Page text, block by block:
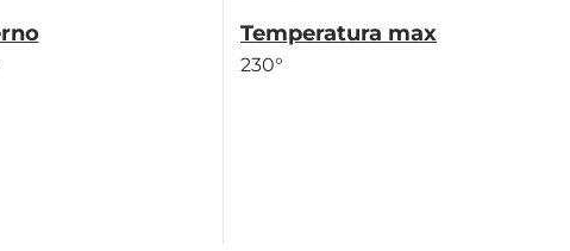
Temperatura max
230°